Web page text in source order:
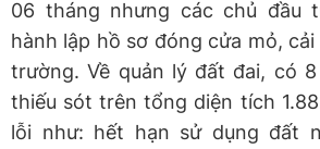
06 tháng nhưng các chủ đầu
hành lập hồ sơ đóng cửa mỏ,
trường. Về quản lý đất đai, có
thiếu sót trên tổng diện tích
lỗi như: hết hạn sử dụng đất